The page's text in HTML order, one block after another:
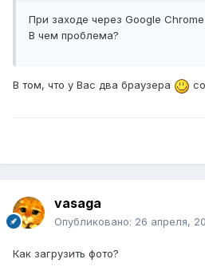
При заходе через Google
В чем проблема?
В том, что у Вас два браузера
vasaga
Опубликовано: 26 апреля,
Как загрузить фото?